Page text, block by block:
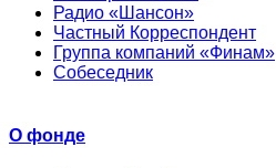
Радио «Шансон»
Частный Корреспондент
Группа компаний «Финам»
Собеседник
О фонде